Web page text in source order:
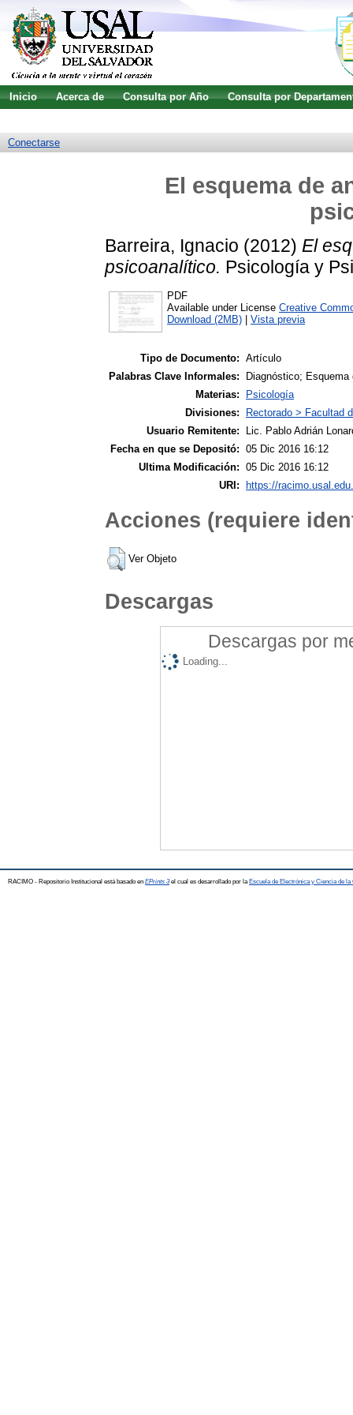
Inicio Acerca de Consulta por Año
Consulta por
Conectarse
El esquema de
Barreira, Ignacio (2012) El
psicoanalítico. Psicología y
PDF
Available under License Creative
Download (2MB)
Vista previa
Tipo de Documento: Artículo
Palabras Clave Informales:
Diagnóstico;
Materias:
Psicología
Divisiones:
Rectorado > Facultad
Usuario Remitente:
Lic. Pablo Adrián
Fecha en que se Depositó: 05 Dic 2016 16:12
Ultima Modificación: 05 Dic 2016 16:12
URI:
https://
Acciones (requiere
Ver Objeto
Descargas
Descargas por
Loading...
RACIMO - Repositorio Institucional está basado en EPrints 3el cual es desarrollado por la Escuela de Electrónica y Ciencia de la